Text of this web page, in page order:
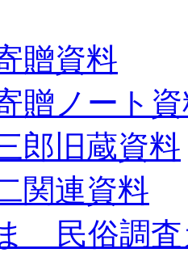
贈資料
贈ノート
郎旧蔵資料
関連資料
民俗調査